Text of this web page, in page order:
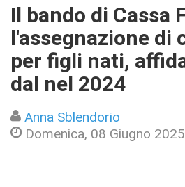
Il bando di Cassa
l'assegnazione di
per figli nati,
dal nel 2024
Anna Sblendorio
Domenica, 08 Giugno 2025